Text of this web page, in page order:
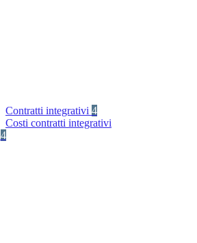
Contratti integrativi 4
Costi contratti integrativi
4